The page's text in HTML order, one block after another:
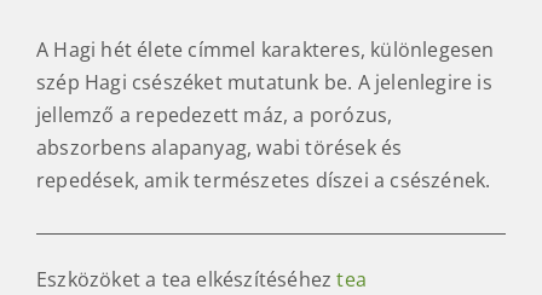
A Hagi hét élete címmel karakteres, különlegesen
szép Hagi csészéket mutatunk be. A jelenlegire is
jellemző a repedezett máz, a porózus,
abszorbens alapanyag, wabi törések és
repedések, amik természetes díszei a csészének.
Eszközöket a tea elkészítéséhez tea